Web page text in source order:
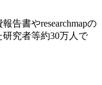
告書やresearchmapの
究者等約30万人で